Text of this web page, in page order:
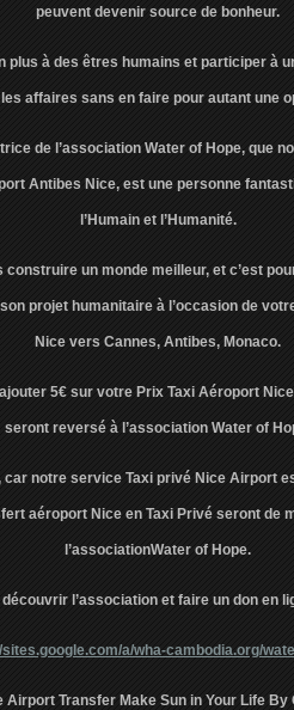
peuvent devenir source de bonheur.
plus à des êtres humains et participer à
affaires sans en faire pour autant une
de l’association Water of Hope, que
Antibes Nice, est une personne
l’Humain et l’Humanité.
construire un monde meilleur, et c’est
projet humanitaire à l’occasion de
Nice vers Cannes, Antibes, Monaco.
5€ sur votre Prix Taxi Aéroport
seront reversé à l’association Water of
car notre service Taxi privé Nice Airport
aéroport Nice en Taxi Privé seront de
l’associationWater of Hope.
l’association et faire un don en
sites.google.com/a/wha-cambodia.org/
Airport Transfer Make Sun in Your Life By